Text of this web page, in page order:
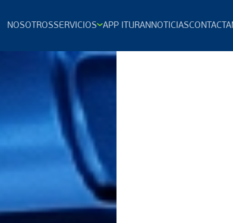
NOSOTROSSERVICIOS APP ITURAN NOTICIAS